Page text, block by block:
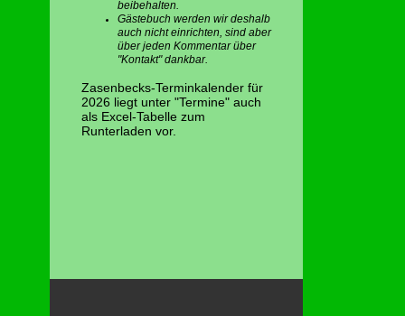
beibehalten.
Gästebuch werden wir deshalb
auch nicht einrichten, sind aber
über jeden Kommentar über
"Kontakt" dankbar.
Zasenbecks-Terminkalender für
2026 liegt unter "Termine" auch
als Excel-Tabelle zum
Runterladen vor.